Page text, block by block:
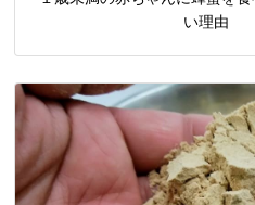
い理由